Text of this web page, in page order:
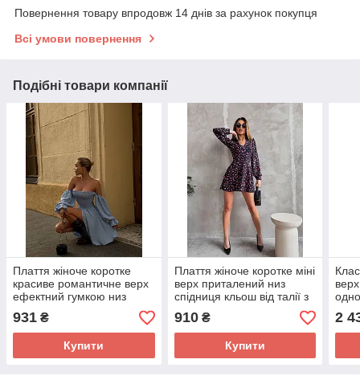
Повернення товару впродовж 14 днів за рахунок покупця
Всі умови повернення
Подібні товари компанії
Плаття жіноче коротке
красиве романтичне верх
ефектний гумкою низ
спідниця кльош з
об'ємними рукавами
931 ₴
Купити
Плаття жіноче коротке міні
верх приталений низ
спідниця кльош від талії з
довгим об'ємним рукавом
софт
910₴
Купити
2